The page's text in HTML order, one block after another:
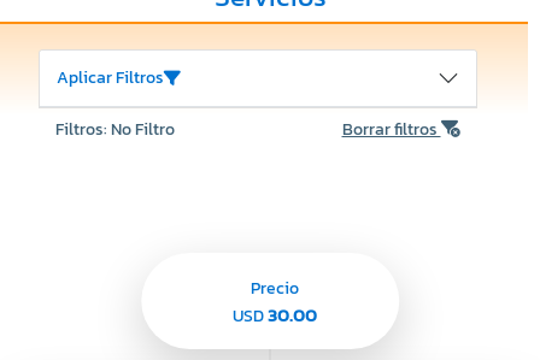
Profilaxis + Flúor (Niños)